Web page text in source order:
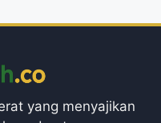
yang menyajikan